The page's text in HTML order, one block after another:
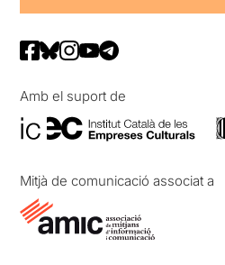
Amb el suport de
Mitjà de comunicació associat a